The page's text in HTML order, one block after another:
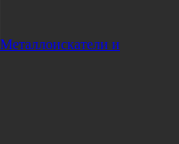
Металлоискатели и